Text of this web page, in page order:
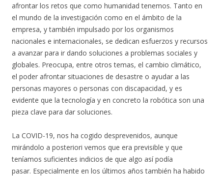
afrontar los retos que como humanidad tenemos. Tanto en
el mundo de la investigación como en el ámbito de la
empresa, y también impulsado por los organismos
nacionales e internacionales, se dedican esfuerzos y recursos
a avanzar para ir dando soluciones a problemas sociales y
globales. Preocupa, entre otros temas, el cambio climático,
el poder afrontar situaciones de desastre o ayudar a las
personas mayores o personas con discapacidad, y es
evidente que la tecnología y en concreto la robótica son una
pieza clave para dar soluciones.
La COVID-19, nos ha cogido desprevenidos, aunque
mirándolo a posteriori vemos que era previsible y que
teníamos suficientes indicios de que algo así podía
pasar. Especialmente en los últimos años también ha habido